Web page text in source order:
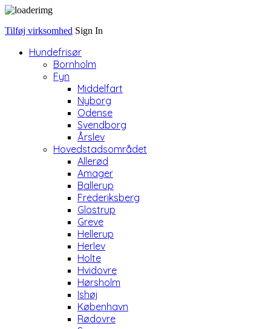
Tilføj virksomhed Sign In
Hundefrisør
Bornholm
Fyn
Middelfart
Nyborg
Odense
Svendborg
Årslev
Hovedstadsområdet
Allerød
Amager
Ballerup
Frederiksberg
Glostrup
Greve
Hellerup
Herlev
Holte
Hvidovre
Hørsholm
Ishøj
København
Rødovre